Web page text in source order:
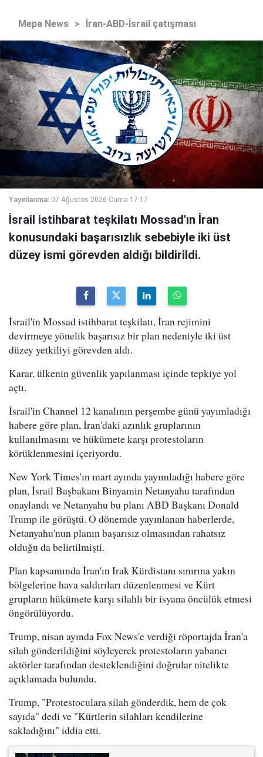
Mepa News > İran-ABD-İsrail çatışması
Yayınlanma: 07 Ağustos 2026 Cuma 17:17
İsrail istihbarat teşkilatı Mossad'ın İran
konusundaki başarısızlık sebebiyle iki üst
düzey ismi görevden aldığı bildirildi.
İsrail'in Mossad istihbarat teşkilatı, İran rejimini
devirmeye yönelik başarısız bir plan nedeniyle iki üst
düzey yetkiliyi görevden aldı.
Karar, ülkenin güvenlik yapılanması içinde tepkiye yol
açtı.
İsrail'in Channel 12 kanalının perşembe günü yayımladığı
habere göre plan, İran'daki azınlık gruplarının
kullanılmasını ve hükümete karşı protestoların
körüklenmesini içeriyordu.
New York Times'ın mart ayında yayımladığı habere göre
plan, İsrail Başbakanı Binyamin Netanyahu tarafından
onaylandı ve Netanyahu bu planı ABD Başkanı Donald
Trump ile görüştü. O dönemde yayınlanan haberlerde,
Netanyahu'nun planın başarısız olmasından rahatsız
olduğu da belirtilmişti.
Plan kapsamında İran'ın Irak Kürdistanı sınırına yakın
bölgelerine hava saldırıları düzenlenmesi ve Kürt
grupların hükümete karşı silahlı bir isyana öncülük etmesi
öngörülüyordu.
Trump, nisan ayında Fox News'e verdiği röportajda İran'a
silah gönderildiğini söyleyerek protestoların yabancı
aktörler tarafından desteklendiğini doğrular nitelikte
açıklamada bulundu.
Trump, "Protestoculara silah gönderdik, hem de çok
sayıda" dedi ve "Kürtlerin silahları kendilerine
sakladığını" iddia etti.